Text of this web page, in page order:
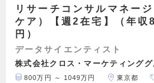
リサーチコンサルマネー
ケア）【週2在宅】（年
円）
データサイエンティスト
株式会社クロス・マーケティング
800万円 ～ 1049万円 東京都